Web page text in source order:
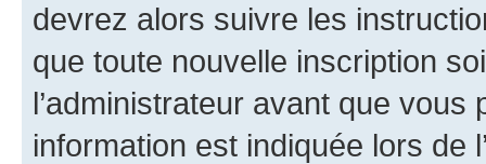
devrez alors suivre les
que toute nouvelle inscription
l’administrateur avant que
information est indiquée lors de